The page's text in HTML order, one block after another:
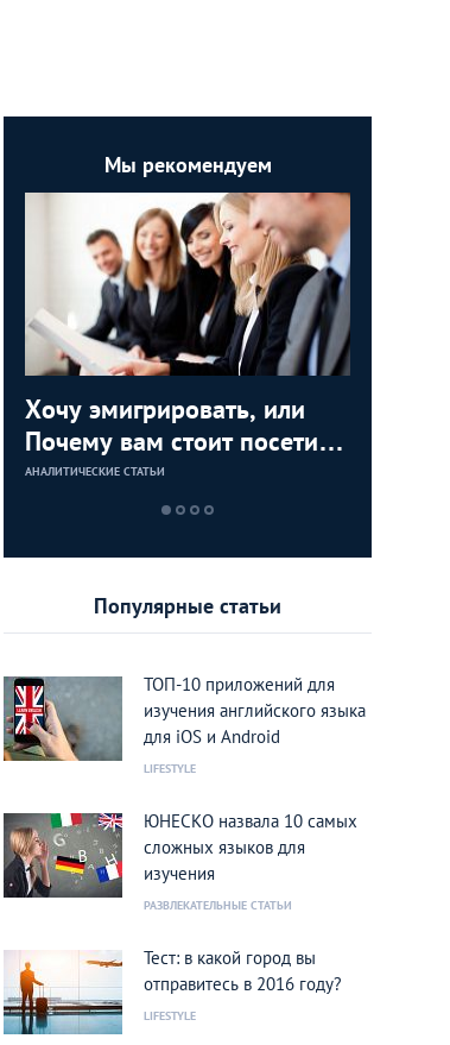
Мы рекомендуем
Хочу эмигрировать, или
Почему вам стоит посетить
выставку-конференцию
International Emigration
АНАЛИТИЧЕСКИЕ СТАТЬИ
Популярные статьи
ТОП-10 приложений для
изучения английского языка
для iOS и Android
LIFESTYLE
ЮНЕСКО назвала 10 самых
сложных языков для
изучения
РАЗВЛЕКАТЕЛЬНЫЕ СТАТЬИ
Тест: в какой город вы
отправитесь в 2016 году?
LIFESTYLE